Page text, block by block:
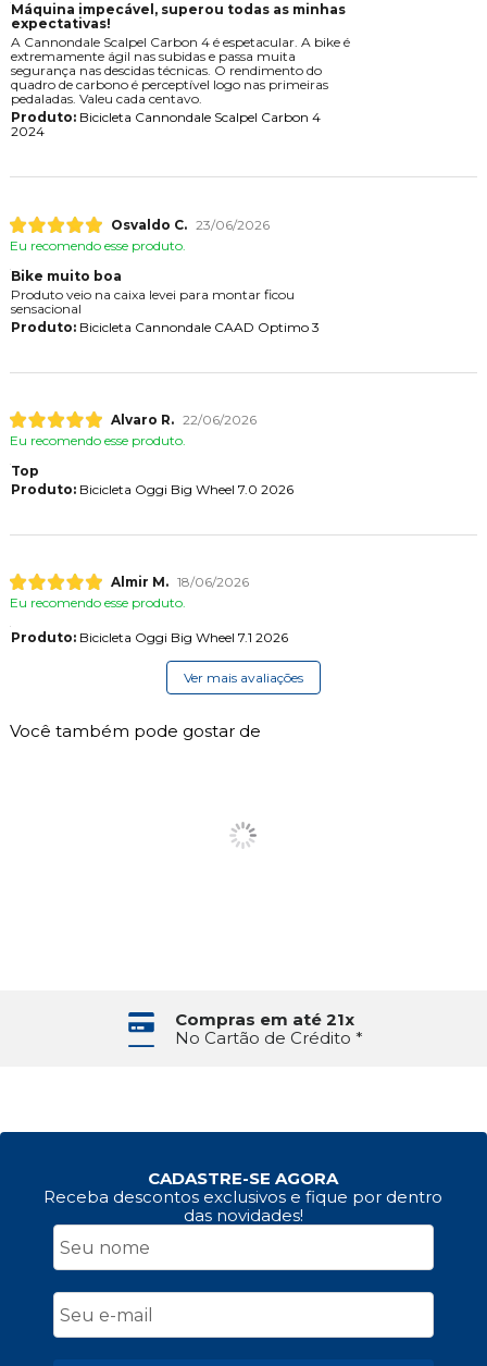
Máquina impecável, superou todas as minhas
expectativas!
A Cannondale Scalpel Carbon 4 é espetacular. A bike é
extremamente ágil nas subidas e passa muita
segurança nas descidas técnicas. O rendimento do
quadro de carbono é perceptível logo nas primeiras
pedaladas. Valeu cada centavo.
Produto:Bicicleta Cannondale Scalpel Carbon 4
2024
Osvaldo C. 23/06/2026
Eu recomendo esse produto.
Bike muito boa
Produto veio na caixa levei para montar ficou
sensacional
Produto:Bicicleta Cannondale CAAD Optimo 3
Alvaro R. 22/06/2026
Eu recomendo esse produto.
Top
Produto:Bicicleta Oggi Big Wheel 7.0 2026
Almir M. 18/06/2026
Eu recomendo esse produto.
Produto:Bicicleta Oggi Big Wheel 7.1 2026
Ver mais avaliações
Você também pode gostar de
Compras em até 21x
No Cartão de Crédito *
CADASTRE-SE AGORA
Receba descontos exclusivos e fique por dentro
das novidades!